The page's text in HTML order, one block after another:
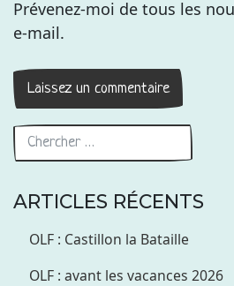
Prévenez-moi de tous les
e-mail.
ARTICLES RÉCENTS
OLF : Castillon la Bataille
OLF : avant les vacances 2026